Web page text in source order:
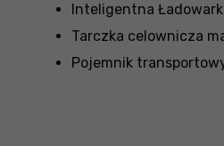
Inteligentna
Tarczka celownicza
Pojemnik